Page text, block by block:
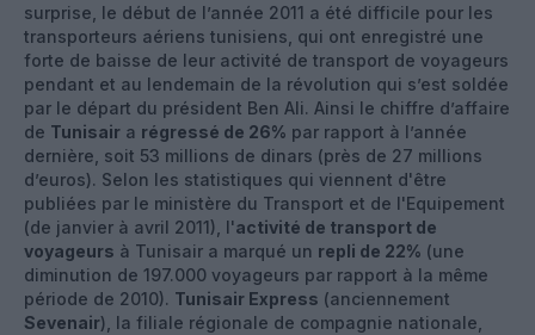
surprise, le début de l’année 2011 a été difficile pour les
transporteurs aériens tunisiens, qui ont enregistré une
forte de baisse de leur activité de transport de voyageurs
pendant et au lendemain de la révolution qui s’est soldée
par le départ du président Ben Ali. Ainsi le chiffre d’affaire
de Tunisair a régressé de 26% par rapport à l’année
dernière, soit 53 millions de dinars (près de 27 millions
d’euros). Selon les statistiques qui viennent d'être
publiées par le ministère du Transport et de l'Equipement
(de janvier à avril 2011), l'activité de transport de
voyageurs à Tunisair a marqué un repli de 22% (une
diminution de 197.000 voyageurs par rapport à la même
période de 2010). Tunisair Express (anciennement
Sevenair), la filiale régionale de compagnie nationale,